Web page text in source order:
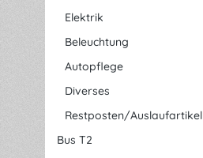
Elektrik
Beleuchtung
Autopflege
Diverses
Restposten/Auslaufartikel
Bus T2